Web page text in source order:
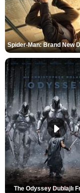
The Odyssey Dublajlı